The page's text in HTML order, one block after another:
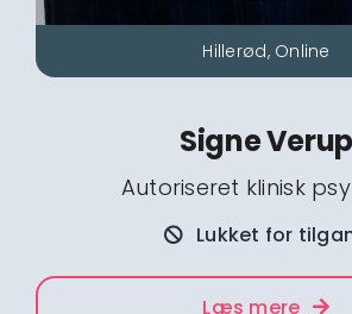
Hillerød, Online
Signe Verup
Autoriseret klinisk
Lukket for
Læs mere